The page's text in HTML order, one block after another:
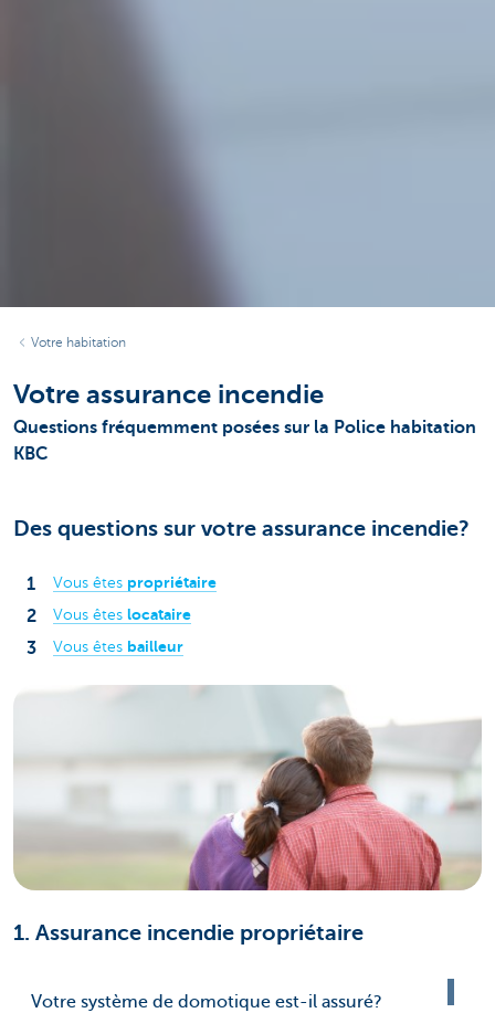
Votre habitation
Votre assurance incendie
Questions fréquemment posées sur la Police habitation
KBC
Des questions sur votre assurance incendie?
Vous êtes propriétaire
Vous êtes locataire
Vous êtes bailleur
1. Assurance incendie propriétaire
Votre système de domotique est-il assuré?